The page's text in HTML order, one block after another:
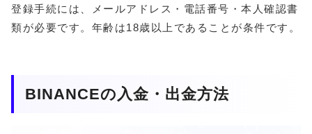
登録手続には、メールアドレス・電話番号・本人確認書
類が必要です。年齢は18歳以上であることが条件です。
BINANCEの入金・出金方法